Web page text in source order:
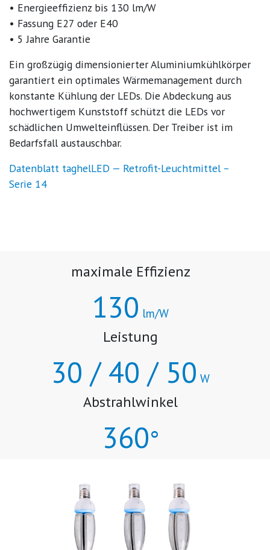
• Energieeffizienz bis 130 lm/W
• Fassung E27 oder E40
• 5 Jahre Garantie
Ein großzügig dimensionierter Aluminiumkühlkörper
garantiert ein optimales Wärmemanagement durch
konstante Kühlung der LEDs. Die Abdeckung aus
hochwertigem Kunststoff schützt die LEDs vor
schädlichen Umwelteinflüssen. Der Treiber ist im
Bedarfsfall austauschbar.
Datenblatt taghelLED — Retrofit-Leuchtmittel –
Serie 14
maximale Effizienz
130lm/W
Leistung
30 / 40 / 50W
Abstrahlwinkel
360°